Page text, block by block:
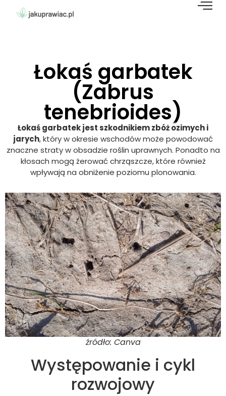
Łokaś garbatek
(Zabrus
tenebrioides)
Łokaś garbatek jest szkodnikiem zbóż ozimych i
jarych, który w okresie wschodów może powodować
znaczne straty w obsadzie roślin uprawnych. Ponadto na
kłosach mogą żerować chrząszcze, które również
wpływają na obniżenie poziomu plonowania.
źródło: Canva
Występowanie i cykl
rozwojowy